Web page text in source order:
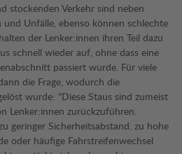
stockenden Verkehr sind neben
und Unfälle, ebenso können schlechte
der Lenker:innen ihren Teil dazu
schnell wieder auf, ohne dass eine
passiert wurde. Für viele
die Frage, wodurch die
wurde: "Diese Staus sind zumeist
Lenker:innen zurückzuführen.
geringer Sicherheitsabstand, zu hohe
oder häufige Fahrstreifenwechsel